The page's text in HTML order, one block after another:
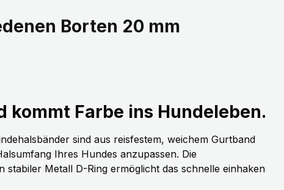
Borten 20 mm
Farbe ins Hundeleben.
sind aus reisfestem, weichem Gurtband
Ihres Hundes anzupassen. Die
Metall D-Ring ermöglicht das schnelle einhaken